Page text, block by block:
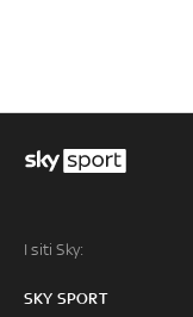
I siti Sky:
SKY SPORT